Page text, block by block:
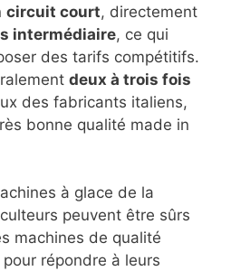
circuit court, directement
intermédiaire, ce qui
des tarifs compétitifs.
deux à trois fois
des fabricants italiens,
bonne qualité made in
à glace de la
peuvent être sûrs
machines de qualité
répondre à leurs